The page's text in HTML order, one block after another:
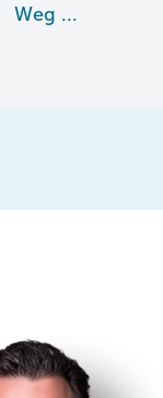
Weg ...